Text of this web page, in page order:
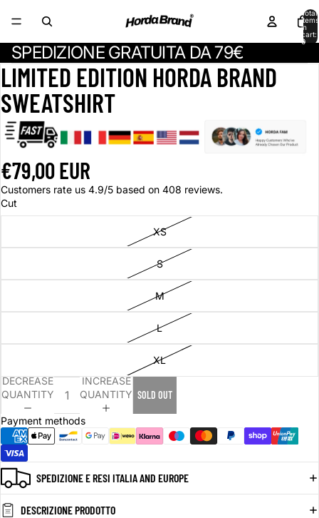
Total
items
in
cart:
0
SPEDIZIONE GRATUITA DA 79€
LIMITED EDITION HORDA BRAND
SWEATSHIRT
€79,00 EUR
Customers rate us 4.9/5 based on 408 reviews.
Cut
XS
S
M
L
XL
DECREASE
QUANTITY
INCREASE
QUANTITY SOLD OUT
Payment methods
SPEDIZIONE E RESI ITALIA AND EUROPE
DESCRIZIONE PRODOTTO